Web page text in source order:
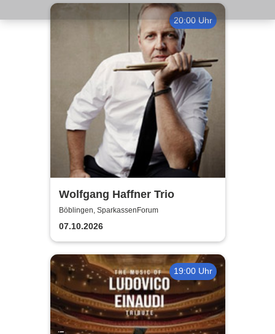
20:00 Uhr
Wolfgang Haffner Trio
Böblingen, SparkassenForum
07.10.2026
19:00 Uhr